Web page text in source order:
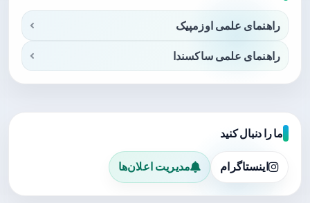
راهنمای علمی اوزمپیک
راهنمای علمی ساکسندا
ما را دنبال کنید
اینستاگرام مدیریت اعلان‌ها